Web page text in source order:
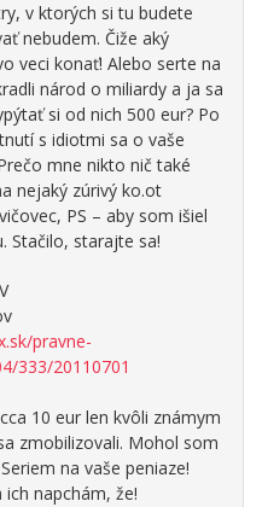
v ktorých si tu budete
nebudem. Čiže aký
veci konať! Alebo serte na
národ o miliardy a ja sa
si od nich 500 eur? Po
s idiotmi sa o vaše
mne nikto nič také
nejaký zúrivý ko.ot
PS – aby som išiel
Stačilo, starajte sa!
pravne-
333/20110701
10 eur len kvôli známym
zmobilizovali. Mohol som
na vaše peniaze!
napchám, že!